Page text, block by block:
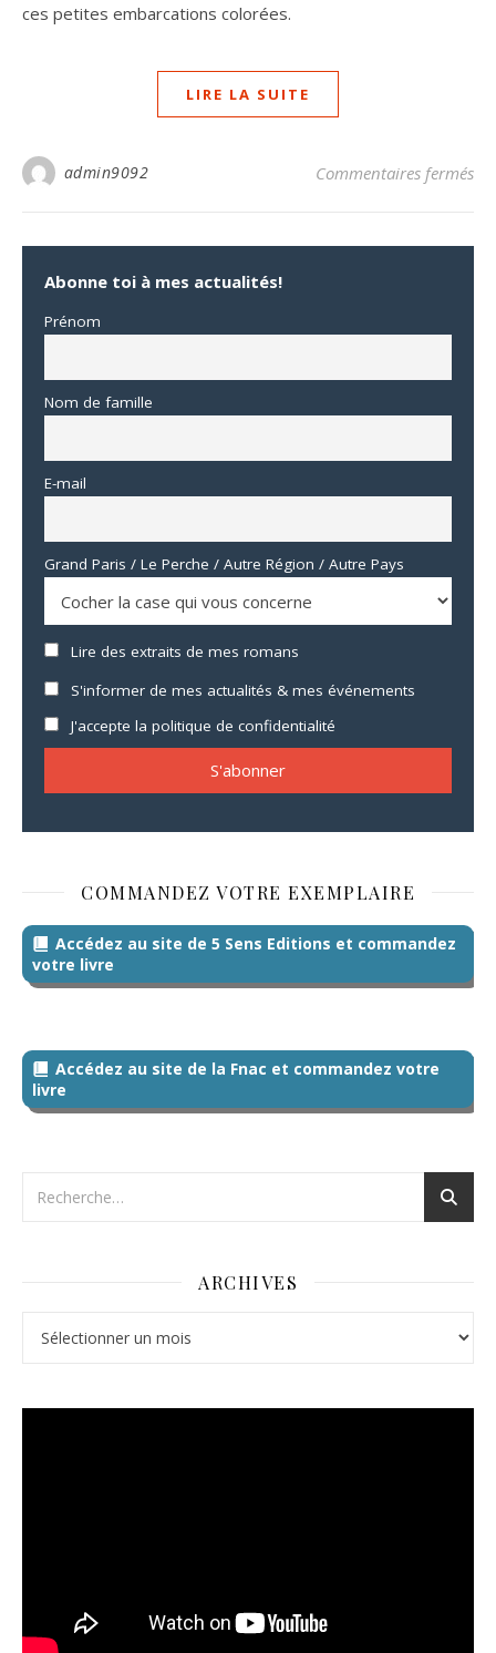
ces petites embarcations colorées.
LIRE LA SUITE
admin9092 Commentaires fermés
Abonne toi à mes actualités!
Prénom
Nom de famille
E-mail
Grand Paris / Le Perche / Autre Région / Autre Pays
Lire des extraits de mes romans
S'informer de mes actualités & mes événements
J'accepte la politique de confidentialité
COMMANDEZ VOTRE EXEMPLAIRE
Accédez au site de 5 Sens Editions et commandez
votre livre
Accédez au site de la Fnac et commandez votre
livre
ARCHIVES